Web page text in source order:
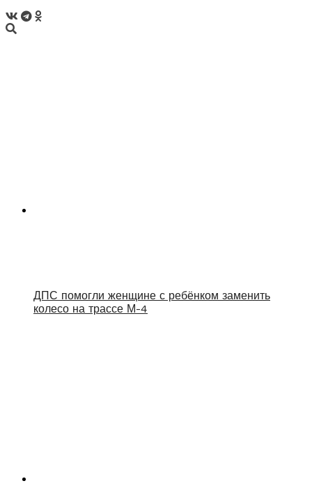
ДПС помогли женщине с ребёнком заменить
колесо на трассе М-4